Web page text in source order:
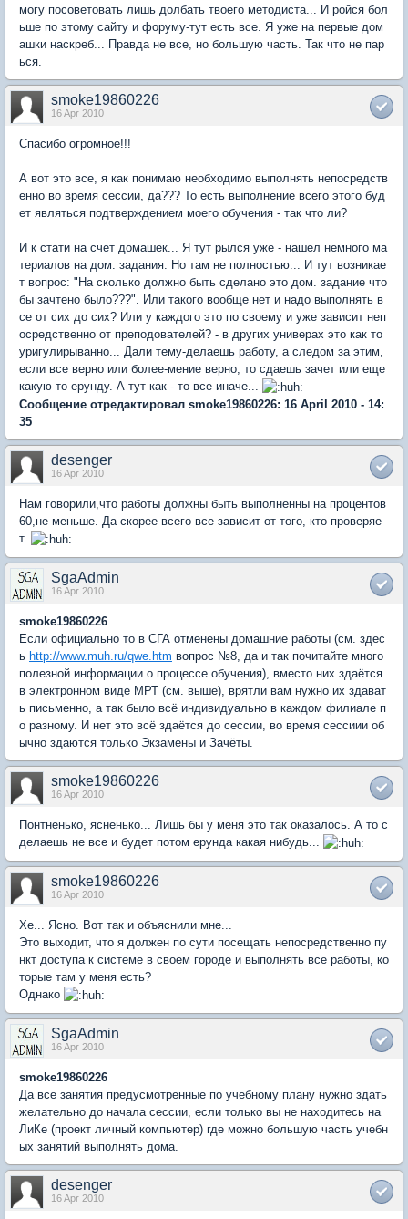
могу посоветовать лишь долбать твоего методиста... И ройся бол
ьше по этому сайту и форуму-тут есть все. Я уже на первые дом
ашки наскреб... Прaвдa нe всe, но большую чaсть. Так что не пар
ься.
smoke19860226
16 Apr 2010
Спасибо огромное!!!
А вот это все, я как понимаю необходимо выполнять непосредств
енно во время сессии, да??? То есть выполнение всего этого буд
ет являться подтверждением моего обучения - так что ли?
И к стати на счет домашек... Я тут рылся уже - нашел немного ма
териалов на дом. задания. Но там не полностью... И тут возникае
т вопрос: "На сколько должно быть сделано это дом. задание что
бы зачтено было???". Или такого вообще нет и надо выполнять в
се от сих до сих? Или у каждого это по своему и уже зависит неп
осредственно от преподователей? - в других универах это как то
уригулирыванно... Дали тему-делаешь работу, а следом за этим,
если все верно или более-мение верно, то сдаешь зачет или еще
какую то ерунду. А тут как - то все иначе...
Сообщение отредактировал smoke19860226: 16 April 2010 - 14:
35
desenger
16 Apr 2010
Нам говорили,что работы должны быть выполненны на процентов
60,не меньше. Дa скорee всeго всe зaвисит от того, кто провeряe
т.
SgaAdmin
16 Apr 2010
smoke19860226
Если официально то в СГА отменены домашние работы (см. здес
ь http://www.muh.ru/qwe.htm вопрос №8, да и так почитайте много
полезной информации о процессе обучения), вместо них здаётся
в электронном виде МРТ (см. выше), врятли вам нужно их здават
ь письменно, а так было всё индивидуально в каждом филиале п
о разному. И нет это всё здаётся до сессии, во время сессиии об
ычно здаются только Экзамены и Зачёты.
smoke19860226
16 Apr 2010
Понтненько, ясненько... Лишь бы у меня это так оказалось. А то с
делаешь не все и будет потом ерунда какая нибудь...
smoke19860226
16 Apr 2010
Хе... Ясно. Вот так и объяснили мне...
Это выходит, что я должен по сути посещать непосредственно пу
нкт доступа к системе в своем городе и выполнять все работы, ко
торые там у меня есть?
Однако
SgaAdmin
16 Apr 2010
smoke19860226
Да все занятия предусмотренные по учебному плану нужно здать
желательно до начала сессии, если только вы не находитесь на
ЛиКе (проект личный компьютер) где можно большую часть учебн
ых занятий выполнять дома.
desenger
16 Apr 2010